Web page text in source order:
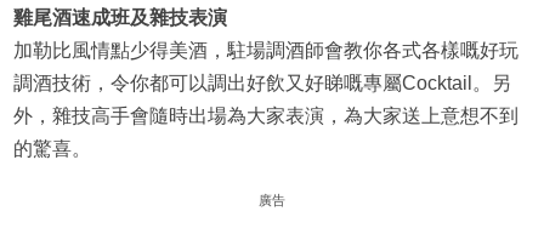
雞尾酒速成班及雜技表演
加勒比風情點少得美酒，駐場調酒師會教你各式各樣嘅好玩
調酒技術，令你都可以調出好飲又好睇嘅專屬Cocktail。另
外，雜技高手會隨時出場為大家表演，為大家送上意想不到
的驚喜。
廣告